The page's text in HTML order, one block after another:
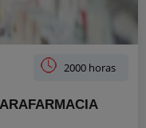
2000 horas